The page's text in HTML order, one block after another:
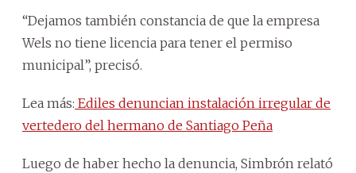
“Dejamos también constancia de que la empresa
Wels no tiene licencia para tener el permiso
municipal”, precisó.
Lea más: Ediles denuncian instalación irregular de
vertedero del hermano de Santiago Peña
Luego de haber hecho la denuncia, Simbrón relató